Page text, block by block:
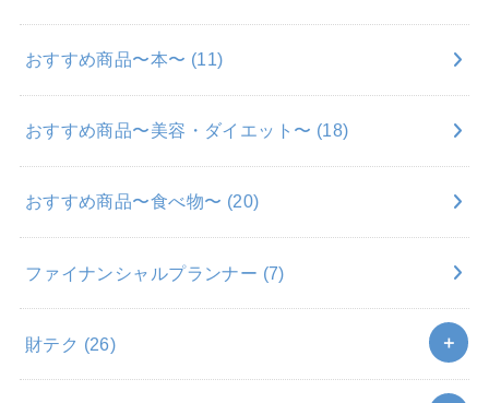
おすすめ商品〜本〜 (11)
おすすめ商品〜美容・ダイエット〜 (18)
おすすめ商品〜食べ物〜 (20)
ファイナンシャルプランナー (7)
財テク (26)